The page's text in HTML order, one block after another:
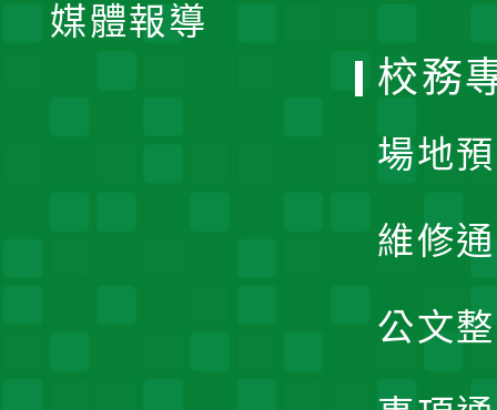
媒體報導
校務
場地
維修
公文